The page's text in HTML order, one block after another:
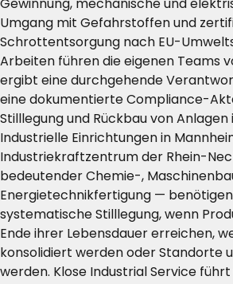
Umgang mit Gefahrstoffen und
Schrottentsorgung nach EU-
Arbeiten führen die eigenen Teams
ergibt eine durchgehende
eine dokumentierte Compliance-
Stilllegung und Rückbau von
Industrielle Einrichtungen in
Industriekraftzentrum der Rhein-
bedeutender Chemie-,
Energietechnikfertigung —
systematische Stilllegung, wenn
Ende ihrer Lebensdauer erreichen,
konsolidiert werden oder Standorte
werden. Klose Industrial Service